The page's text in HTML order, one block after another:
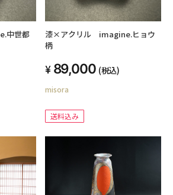
中世都
漆×アクリル imagine.ヒョウ
柄
89,000 (税込)
misora
送料込み